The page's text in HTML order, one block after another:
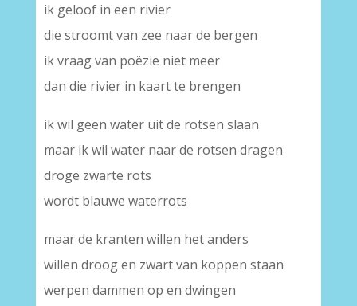
ik geloof in een rivier
die stroomt van zee naar de bergen
ik vraag van poëzie niet meer
dan die rivier in kaart te brengen
ik wil geen water uit de rotsen slaan
maar ik wil water naar de rotsen dragen
droge zwarte rots
wordt blauwe waterrots
maar de kranten willen het anders
willen droog en zwart van koppen staan
werpen dammen op en dwingen